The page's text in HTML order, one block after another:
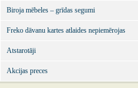
Biroja mēbeles – grīdas segumi
Freko dāvanu kartes atlaides nepiemērojas
Atstarotāji
Akcijas preces